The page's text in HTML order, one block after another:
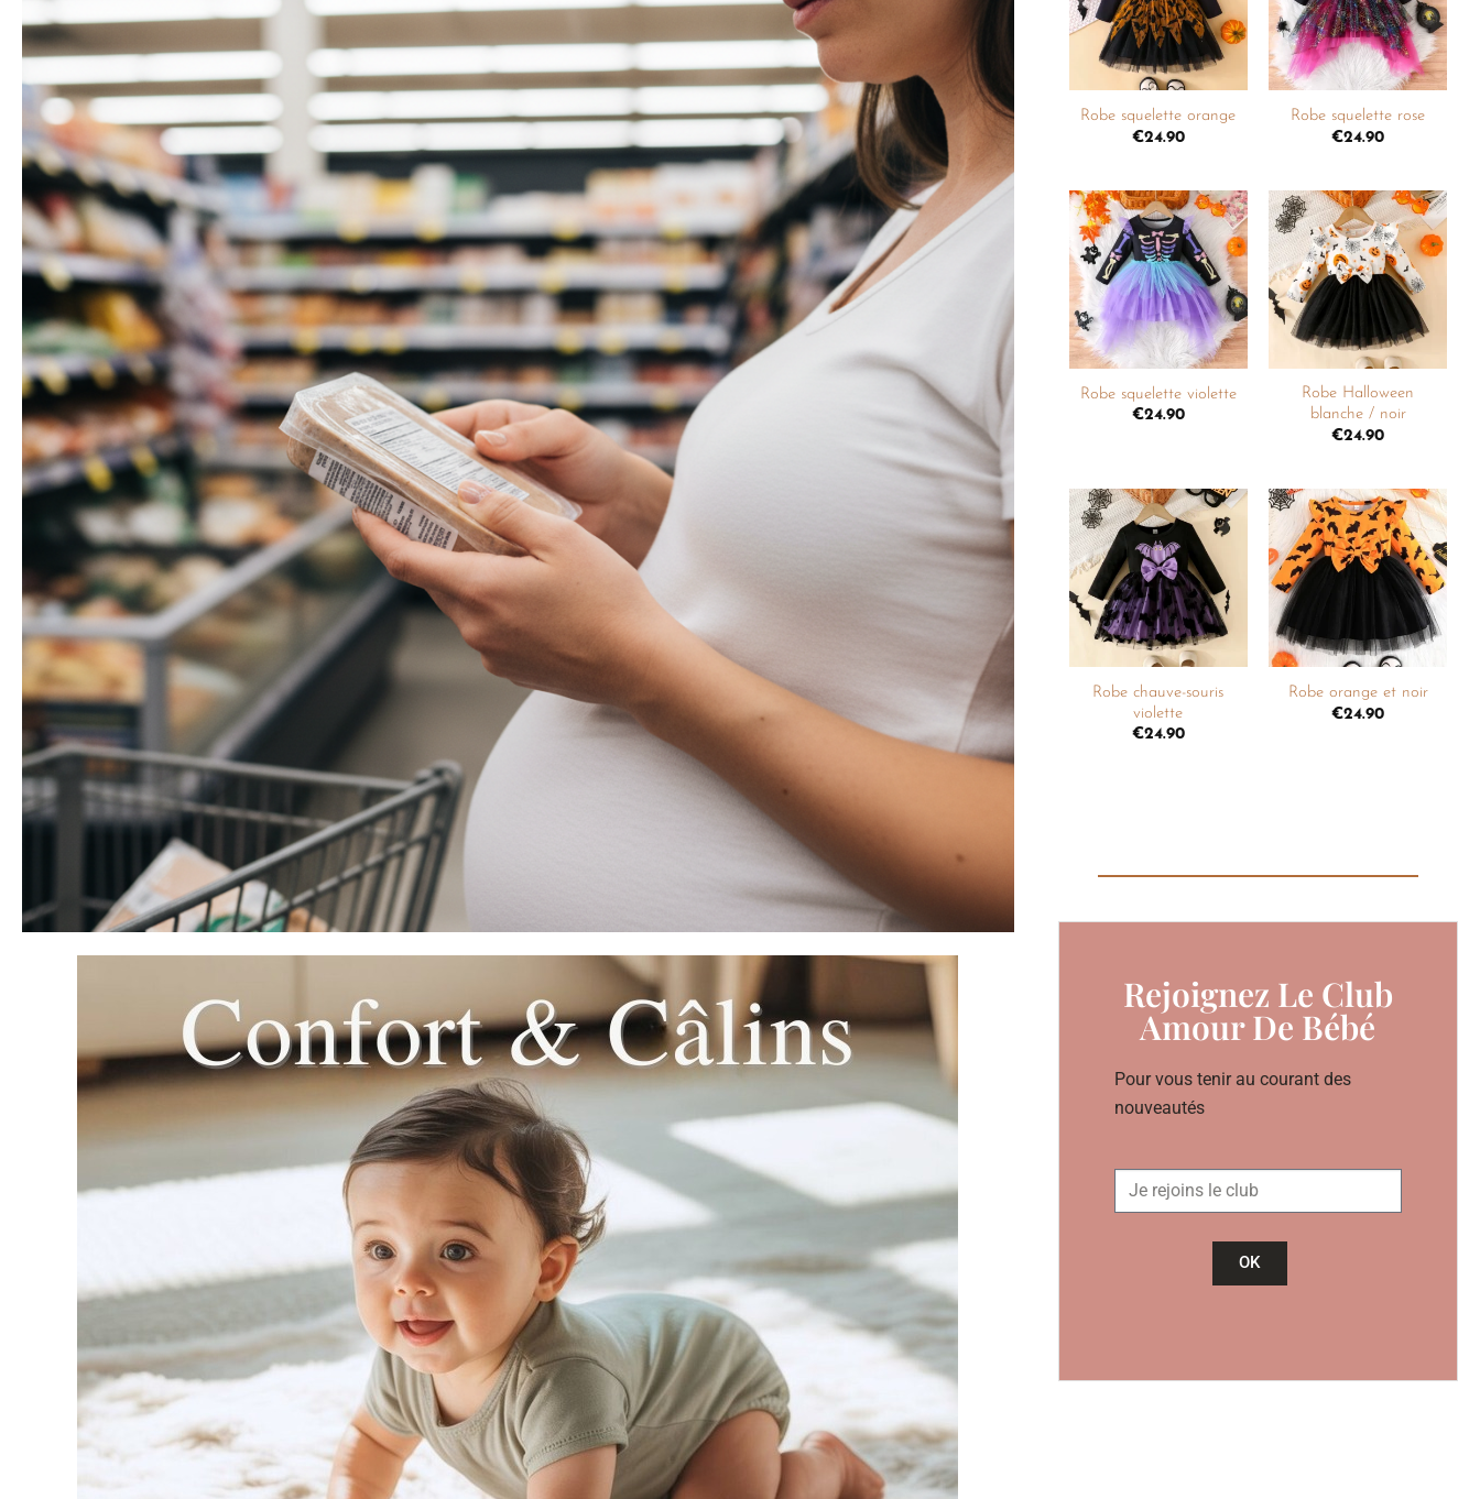
liste de
souhaits
Robe squelette orange
€24.90
liste de
souhaits
+
Robe squelette rose
€24.90
Ajouter
à la
liste de
souhaits
Robe squelette violette
€24.90
Ajouter
à la
liste de
souhaits
Robe Halloween
blanche / noir
€24.90
Ajouter
à la
liste de
souhaits
+
Robe chauve-souris
violette
€24.90
Ajouter
à la
liste de
souhaits
+
Robe orange et noir
€24.90
Rejoignez Le Club
Amour De Bébé
Pour vous tenir au courant des
nouveautés
OK